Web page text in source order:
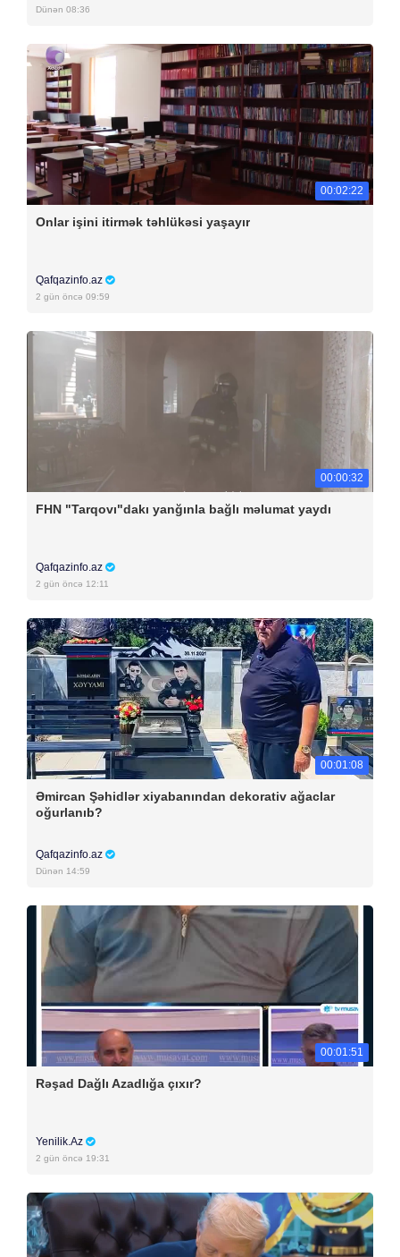
Dünən 08:36
00:02:22
Onlar işini itirmək təhlükəsi yaşayır
Qafqazinfo.az
2 gün öncə 09:59
00:00:32
FHN "Tarqovı"dakı yanğınla bağlı məlumat yaydı
Qafqazinfo.az
2 gün öncə 12:11
00:01:08
Əmircan Şəhidlər xiyabanından dekorativ ağaclar
oğurlanıb?
Qafqazinfo.az
Dünən 14:59
00:01:51
Rəşad Dağlı Azadlığa çıxır?
Yenilik.Az
2 gün öncə 19:31